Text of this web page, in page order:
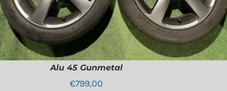
Alu 45 Gunmetal
€799,00